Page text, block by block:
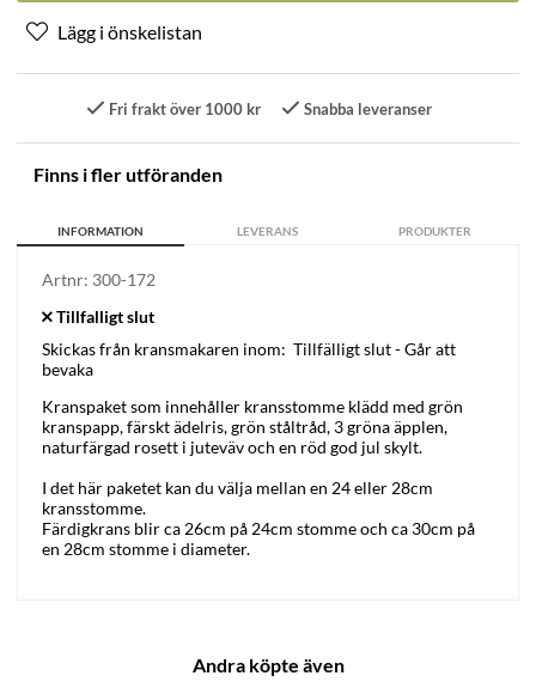
Fri frakt över 1000 kr Snabba leveranser
Finns i fler utföranden
INFORMATION LEVERANS PRODUKTER
Artnr: 300-172
Skickas från kransmakaren inom: Tillfälligt slut - Går att
bevaka
Kranspaket som innehåller kransstomme klädd med grön
kranspapp, färskt ädelris, grön ståltråd, 3 gröna äpplen,
naturfärgad rosett i juteväv och en röd god jul skylt.
I det här paketet kan du välja mellan en 24 eller 28cm
kransstomme.
Färdigkrans blir ca 26cm på 24cm stomme och ca 30cm på
en 28cm stomme i diameter.
Andra köpte även